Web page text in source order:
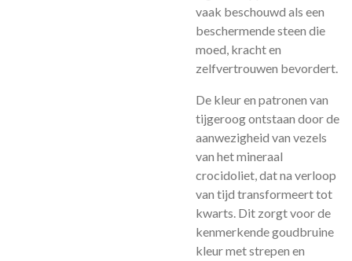
vaak beschouwd als een
beschermende steen die
moed, kracht en
zelfvertrouwen bevordert.
De kleur en patronen van
tijgeroog ontstaan door de
aanwezigheid van vezels
van het mineraal
crocidoliet, dat na verloop
van tijd transformeert tot
kwarts. Dit zorgt voor de
kenmerkende goudbruine
kleur met strepen en